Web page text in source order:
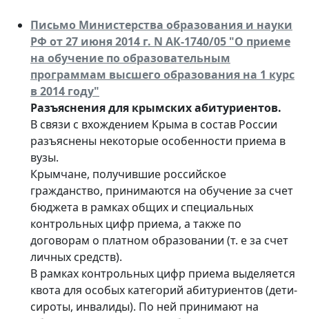
Письмо Министерства образования и науки
РФ от 27 июня 2014 г. N АК-1740/05 "О приеме
на обучение по образовательным
программам высшего образования на 1 курс
в 2014 году"
Разъяснения для крымских абитуриентов.
В связи с вхождением Крыма в состав России
разъяснены некоторые особенности приема в
вузы.
Крымчане, получившие российское
гражданство, принимаются на обучение за счет
бюджета в рамках общих и специальных
контрольных цифр приема, а также по
договорам о платном образовании (т. е за счет
личных средств).
В рамках контрольных цифр приема выделяется
квота для особых категорий абитуриентов (дети-
сироты, инвалиды). По ней принимают на